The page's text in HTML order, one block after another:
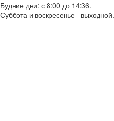
Будние дни: с 8:00 до 14:36.
Суббота и воскресенье - выходной.